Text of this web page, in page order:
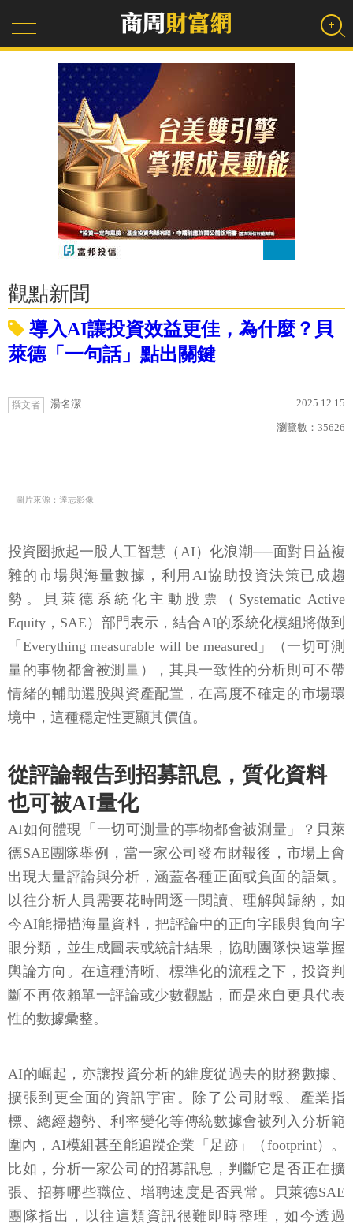
觀點新聞
導入AI讓投資效益更佳，為什麼？貝
萊德「一句話」點出關鍵
撰文者 湯名潔 2025.12.15
瀏覽數： 35626
圖片來源：達志影像
投資圈掀起一股人工智慧（AI）化浪潮──面對日益複
雜的市場與海量數據，利用AI協助投資決策已成趨
勢。貝萊德系統化主動股票（Systematic Active
Equity，SAE）部門表示，結合AI的系統化模組將做到
「Everything measurable will be measured」（一切可測
量的事物都會被測量），其具一致性的分析則可不帶
情緒的輔助選股與資產配置，在高度不確定的市場環
境中，這種穩定性更顯其價值。
從評論報告到招募訊息，質化資料
也可被AI量化
AI如何體現「一切可測量的事物都會被測量」？貝萊
德SAE團隊舉例，當一家公司發布財報後，市場上會
出現大量評論與分析，涵蓋各種正面或負面的語氣。
以往分析人員需要花時間逐一閱讀、理解與歸納，如
今AI能掃描海量資料，把評論中的正向字眼與負向字
眼分類，並生成圖表或統計結果，協助團隊快速掌握
輿論方向。在這種清晰、標準化的流程之下，投資判
斷不再依賴單一評論或少數觀點，而是來自更具代表
性的數據彙整。
AI的崛起，亦讓投資分析的維度從過去的財務數據、
擴張到更全面的資訊宇宙。除了公司財報、產業指
標、總經趨勢、利率變化等傳統數據會被列入分析範
圍內，AI模組甚至能追蹤企業「足跡」（footprint）。
比如，分析一家公司的招募訊息，判斷它是否正在擴
張、招募哪些職位、增聘速度是否異常。貝萊德SAE
團隊指出，以往這類資訊很難即時整理，如今透過